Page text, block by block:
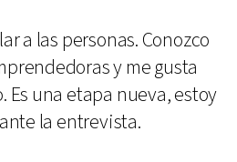
a las personas. Conozco
y me gusta
una etapa nueva, estoy
la entrevista.